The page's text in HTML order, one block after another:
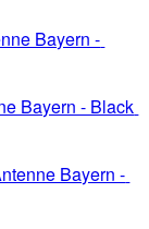
Bayern -
Bayern - Black
Bayern -